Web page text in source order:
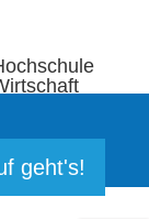
geht's!